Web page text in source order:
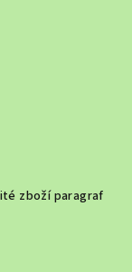
zboží paragraf